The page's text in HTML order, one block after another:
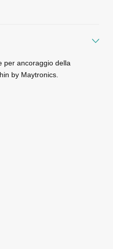
per ancoraggio della
by Maytronics.